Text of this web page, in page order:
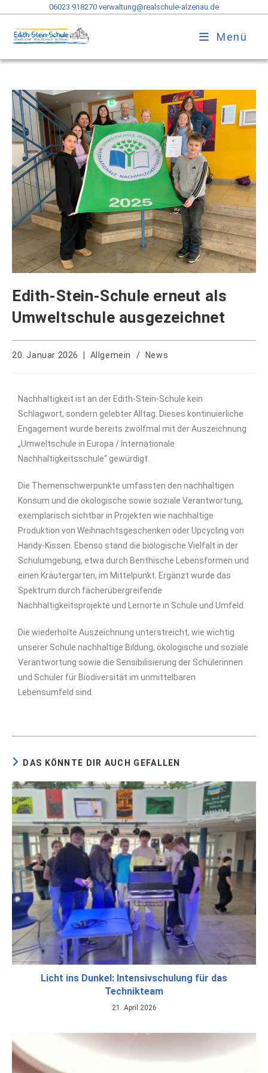
06023 918270 verwaltung@realschule-alzenau.de
Menü
Edith-Stein-Schule erneut als
Umweltschule ausgezeichnet
20. Januar 2026 Allgemein / News
Nachhaltigkeit ist an der Edith-Stein-Schule kein
Schlagwort, sondern gelebter Alltag. Dieses kontinuierliche
Engagement wurde bereits zwölfmal mit der Auszeichnung
„Umweltschule in Europa / Internationale
Nachhaltigkeitsschule“ gewürdigt.
Die Themenschwerpunkte umfassten den nachhaltigen
Konsum und die ökologische sowie soziale Verantwortung,
exemplarisch sichtbar in Projekten wie nachhaltige
Produktion von Weihnachtsgeschenken oder Upcycling von
Handy-Kissen. Ebenso stand die biologische Vielfalt in der
Schulumgebung, etwa durch Benthische Lebensformen und
einen Kräutergarten, im Mittelpunkt. Ergänzt wurde das
Spektrum durch fächerübergreifende
Nachhaltigkeitsprojekte und Lernorte in Schule und Umfeld.
Die wiederholte Auszeichnung unterstreicht, wie wichtig
unserer Schule nachhaltige Bildung, ökologische und soziale
Verantwortung sowie die Sensibilisierung der Schülerinnen
und Schüler für Biodiversität im unmittelbaren
Lebensumfeld sind.
DAS KÖNNTE DIR AUCH GEFALLEN
Licht ins Dunkel: Intensivschulung für das
Technikteam
21. April 2026